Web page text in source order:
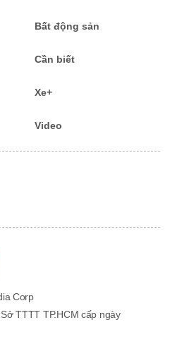
Bất động sản
Cần biết
Xe+
Video
Corp
TTTT TP.HCM cấp ngày